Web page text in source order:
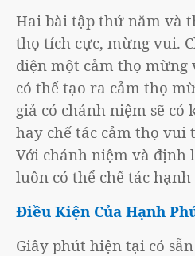
Hai bài tập thứ năm và
thọ tích cực, mừng vui.
diện một cảm thọ mừng
có thể tạo ra cảm thọ
giả có chánh niệm sẽ có
hay chế tác cảm thọ vui
Với chánh niệm và định
luôn có thể chế tác hạnh
Điều Kiện Của Hạnh
Giây phút hiện tại có